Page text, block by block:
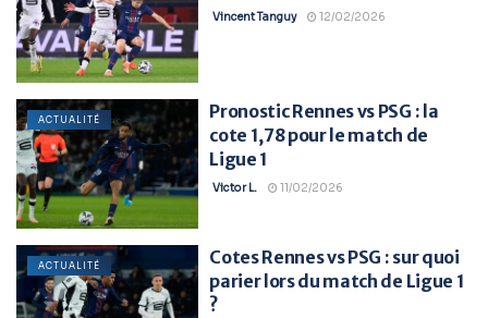
Vincent Tanguy 12/02/2026
ACTUALITÉ
Pronostic Rennes vs PSG : la
cote 1,78 pour le match de
Ligue 1
Victor L. 11/02/2026
ACTUALITÉ
Cotes Rennes vs PSG : sur quoi
parier lors du match de Ligue 1
?